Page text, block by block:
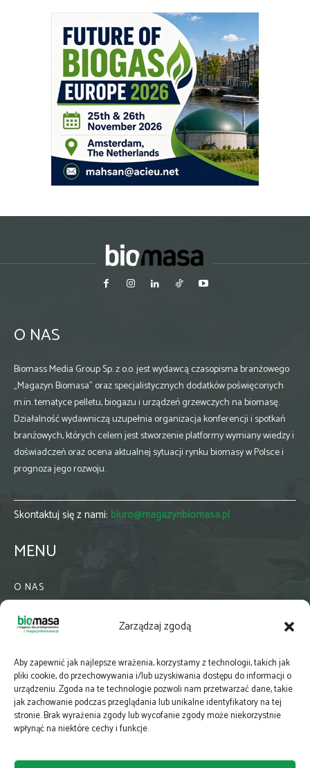
Zarządzaj zgodą
Aby zapewnić jak najlepsze wrażenia, korzystamy z technologii, takich jak
pliki cookie, do przechowywania i/lub uzyskiwania dostępu do informacji o
urządzeniu. Zgoda na te technologie pozwoli nam przetwarzać dane, takie
jak zachowanie podczas przeglądania lub unikalne identyfikatory na tej
stronie. Brak wyrażenia zgody lub wycofanie zgody może niekorzystnie
wpłynąć na niektóre cechy i funkcje.
O NAS
Biomass Media Group Sp. z o.o. jest wydawcą czasopisma branżowego
„Magazyn Biomasa” oraz specjalistycznych dodatków poświęconych
m.in. tematyce pelletu, biogazu i urządzeń grzewczych na biomasę.
Działalność wydawniczą uzupełnia organizacja konferencji i spotkań
branżowych, których celem jest stworzenie platformy wymiany wiedzy i
doświadczeń oraz ocena aktualnej sytuacji rynku biomasy w Polsce i
prognoza jego rozwoju.
Skontaktuj się z nami: biuro@magazynbiomasa.pl
MENU
O NAS
WSPÓŁPRACA
PRENUMERATA
NEWSLETTER
MAPY
E-WYDANIE